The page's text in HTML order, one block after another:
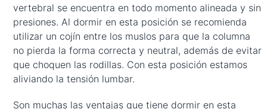
vertebral se encuentra en todo momento alineada y sin
presiones. Al dormir en esta posición se recomienda
utilizar un cojín entre los muslos para que la columna
no pierda la forma correcta y neutral, además de evitar
que choquen las rodillas. Con esta posición estamos
aliviando la tensión lumbar.
Son muchas las ventajas que tiene dormir en esta